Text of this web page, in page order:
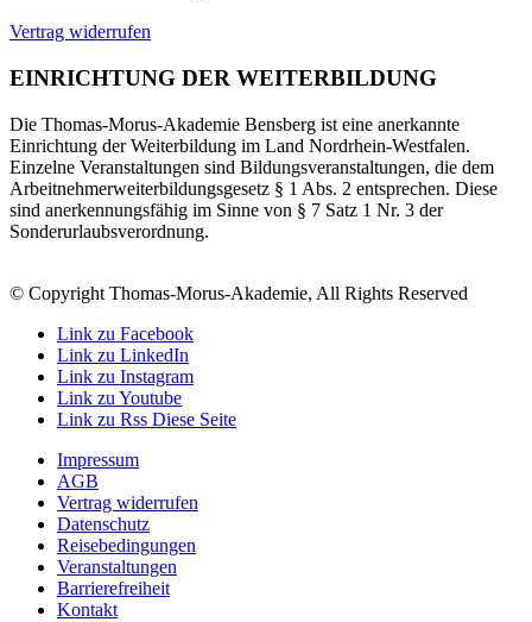
Vertrag widerrufen
EINRICHTUNG DER WEITERBILDUNG
Die Thomas-Morus-Akademie Bensberg ist eine anerkannte
Einrichtung der Weiterbildung im Land Nordrhein-Westfalen.
Einzelne Veranstaltungen sind Bildungsveranstaltungen, die dem
Arbeitnehmerweiterbildungsgesetz § 1 Abs. 2 entsprechen. Diese
sind anerkennungsfähig im Sinne von § 7 Satz 1 Nr. 3 der
Sonderurlaubsverordnung.
© Copyright Thomas-Morus-Akademie, All Rights Reserved
Link zu Facebook
Link zu LinkedIn
Link zu Instagram
Link zu Youtube
Link zu Rss Diese Seite
Impressum
AGB
Vertrag widerrufen
Datenschutz
Reisebedingungen
Veranstaltungen
Barrierefreiheit
Kontakt